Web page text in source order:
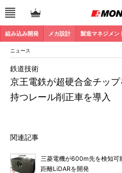
組み込み開発 メカ設計 製造マネジメン
ニュース
京王電鉄が超硬合金チッ
持つレール削正車を導入
鉄道技術
関連記事
三菱電機が600m先を検知可
距離LiDARを開発